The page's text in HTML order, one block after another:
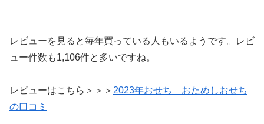
レビューを見ると毎年買っている人もいるようです。レビ
ュー件数も1,106件と多いですね。
レビューはこちら＞＞＞ 2023年おせち おためしおせち
の口コミ